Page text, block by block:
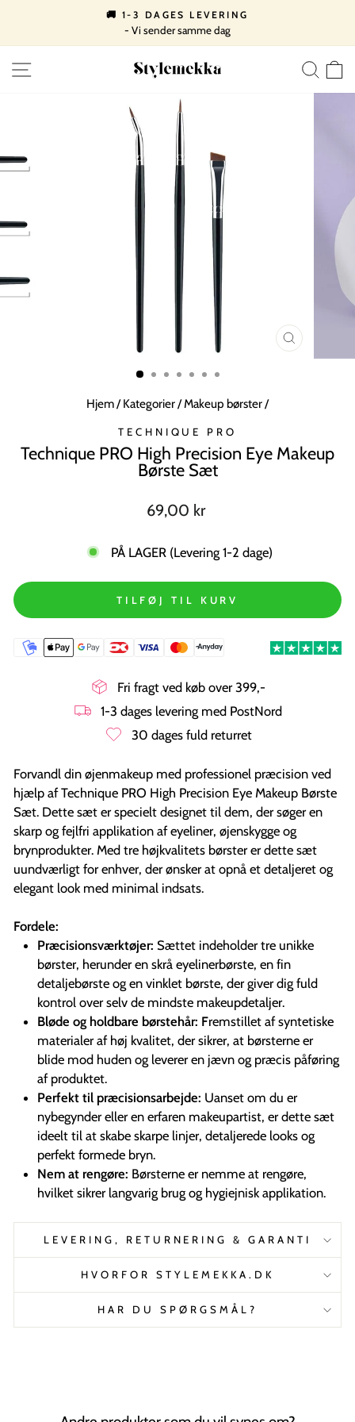
indhold
Pause
🚚 1-3 DAGES LEVERING
- Vi sender samme dag
SIDE NAVIGATION
LUK
MODUL
Hjem/ Kategorier/ Makeup børster/
TECHNIQUE PRO
Technique PRO High Precision Eye Makeup
Børste Sæt
Normal
69,00 kr
PÅ LAGER (Levering 1-2 dage)
TILFØJ TIL KURV
Fri fragt ved køb over 399,-
1-3 dages levering med PostNord
30 dages fuld returret
Forvandl din øjenmakeup med professionel præcision ved
hjælp af Technique PRO High Precision Eye Makeup Børste
Sæt. Dette sæt er specielt designet til dem, der søger en
skarp og fejlfri applikation af eyeliner, øjenskygge og
brynprodukter. Med tre højkvalitets børster er dette sæt
uundværligt for enhver, der ønsker at opnå et detaljeret og
elegant look med minimal indsats.
Fordele:
Præcisionsværktøjer: Sættet indeholder tre unikke
børster, herunder en skrå eyelinerbørste, en fin
detaljebørste og en vinklet børste, der giver dig fuld
kontrol over selv de mindste makeupdetaljer.
Bløde og holdbare børstehår: Fremstillet af syntetiske
materialer af høj kvalitet, der sikrer, at børsterne er
blide mod huden og leverer en jævn og præcis påføring
af produktet.
Perfekt til præcisionsarbejde: Uanset om du er
nybegynder eller en erfaren makeupartist, er dette sæt
ideelt til at skabe skarpe linjer, detaljerede looks og
perfekt formede bryn.
Nem at rengøre: Børsterne er nemme at rengøre,
hvilket sikrer langvarig brug og hygiejnisk applikation.
LEVERING, RETURNERING & GARANTI
HVORFOR STYLEMEKKA.DK
HAR DU SPØRGSMÅL?